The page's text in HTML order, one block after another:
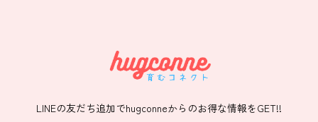
LINEの友だち追加でhugconneからのお得な情報をGET!!